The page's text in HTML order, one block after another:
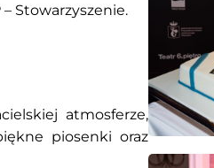
Stowarzyszenie.
atmosferze,
piosenki oraz